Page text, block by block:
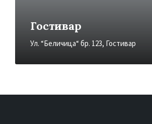
Гостивар
Ул. “Беличица“ бр. 123, Гостивар